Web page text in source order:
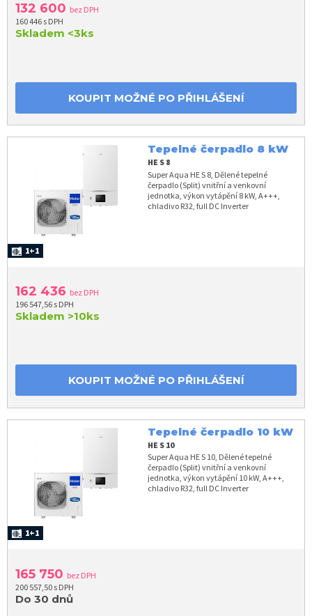
132 600 bez DPH
160 446 s DPH
Skladem <3ks
KOUPIT MOŽNÉ PO PŘIHLÁŠENÍ
Tepelné čerpadlo 8 kW
HE S 8
Super Aqua HE S 8, Dělené tepelné
čerpadlo (Split) vnitřní a venkovní
jednotka, výkon vytápění 8 kW, A+++,
chladivo R32, full DC Inverter
1+1
162 436 bez DPH
196 547,56 s DPH
Skladem >10ks
KOUPIT MOŽNÉ PO PŘIHLÁŠENÍ
Tepelné čerpadlo 10 kW
HE S 10
Super Aqua HE S 10, Dělené tepelné
čerpadlo (Split) vnitřní a venkovní
jednotka, výkon vytápění 10 kW, A+++,
chladivo R32, full DC Inverter
1+1
165 750 bez DPH
200 557,50 s DPH
Do 30 dnů